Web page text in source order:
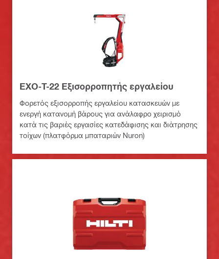
EXO-T-22 Εξισορροπητής εργαλείου
Φορετός εξισορροπής εργαλείου κατασκευών με
ενεργή κατανομή βάρους για ανάλαφρο χειρισμό
κατά τις βαριές εργασίες κατεδάφισης και διάτρησης
τοίχων (πλατφόρμα μπαταριών Nuron)